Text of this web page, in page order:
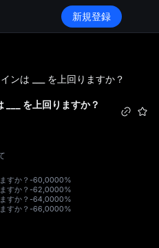
新規登録
ンは ___ を上回りますか？
を上回りますか？
すか？-60,0000%
すか？-62,0000%
すか？-64,0000%
すか？-66,0000%